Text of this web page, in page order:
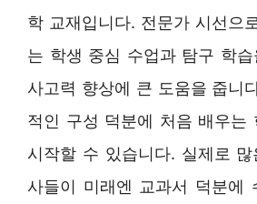
학 교재입니다. 전문가 시선으
는 학생 중심 수업과 탐구 학
사고력 향상에 큰 도움을 줍니
적인 구성 덕분에 처음 배우는
시작할 수 있습니다. 실제로
사들이 미래엔 교과서 덕분에